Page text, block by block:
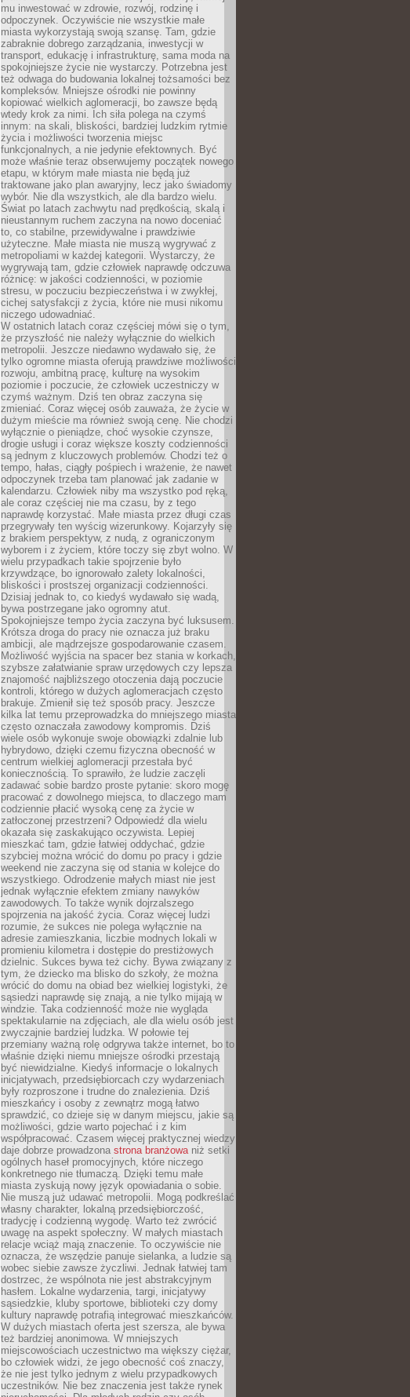
mu inwestować w zdrowie, rozwój, rodzinę i
odpoczynek. Oczywiście nie wszystkie małe
miasta wykorzystają swoją szansę. Tam, gdzie
zabraknie dobrego zarządzania, inwestycji w
transport, edukację i infrastrukturę, sama moda na
spokojniejsze życie nie wystarczy. Potrzebna jest
też odwaga do budowania lokalnej tożsamości bez
kompleksów. Mniejsze ośrodki nie powinny
kopiować wielkich aglomeracji, bo zawsze będą
wtedy krok za nimi. Ich siła polega na czymś
innym: na skali, bliskości, bardziej ludzkim rytmie
życia i możliwości tworzenia miejsc
funkcjonalnych, a nie jedynie efektownych. Być
może właśnie teraz obserwujemy początek nowego
etapu, w którym małe miasta nie będą już
traktowane jako plan awaryjny, lecz jako świadomy
wybór. Nie dla wszystkich, ale dla bardzo wielu.
Świat po latach zachwytu nad prędkością, skalą i
nieustannym ruchem zaczyna na nowo doceniać
to, co stabilne, przewidywalne i prawdziwie
użyteczne. Małe miasta nie muszą wygrywać z
metropoliami w każdej kategorii. Wystarczy, że
wygrywają tam, gdzie człowiek naprawdę odczuwa
różnicę: w jakości codzienności, w poziomie
stresu, w poczuciu bezpieczeństwa i w zwykłej,
cichej satysfakcji z życia, które nie musi nikomu
niczego udowadniać.
W ostatnich latach coraz częściej mówi się o tym,
że przyszłość nie należy wyłącznie do wielkich
metropolii. Jeszcze niedawno wydawało się, że
tylko ogromne miasta oferują prawdziwe możliwości
rozwoju, ambitną pracę, kulturę na wysokim
poziomie i poczucie, że człowiek uczestniczy w
czymś ważnym. Dziś ten obraz zaczyna się
zmieniać. Coraz więcej osób zauważa, że życie w
dużym mieście ma również swoją cenę. Nie chodzi
wyłącznie o pieniądze, choć wysokie czynsze,
drogie usługi i coraz większe koszty codzienności
są jednym z kluczowych problemów. Chodzi też o
tempo, hałas, ciągły pośpiech i wrażenie, że nawet
odpoczynek trzeba tam planować jak zadanie w
kalendarzu. Człowiek niby ma wszystko pod ręką,
ale coraz częściej nie ma czasu, by z tego
naprawdę korzystać. Małe miasta przez długi czas
przegrywały ten wyścig wizerunkowy. Kojarzyły się
z brakiem perspektyw, z nudą, z ograniczonym
wyborem i z życiem, które toczy się zbyt wolno. W
wielu przypadkach takie spojrzenie było
krzywdzące, bo ignorowało zalety lokalności,
bliskości i prostszej organizacji codzienności.
Dzisiaj jednak to, co kiedyś wydawało się wadą,
bywa postrzegane jako ogromny atut.
Spokojniejsze tempo życia zaczyna być luksusem.
Krótsza droga do pracy nie oznacza już braku
ambicji, ale mądrzejsze gospodarowanie czasem.
Możliwość wyjścia na spacer bez stania w korkach,
szybsze załatwianie spraw urzędowych czy lepsza
znajomość najbliższego otoczenia dają poczucie
kontroli, którego w dużych aglomeracjach często
brakuje. Zmienił się też sposób pracy. Jeszcze
kilka lat temu przeprowadzka do mniejszego miasta
często oznaczała zawodowy kompromis. Dziś
wiele osób wykonuje swoje obowiązki zdalnie lub
hybrydowo, dzięki czemu fizyczna obecność w
centrum wielkiej aglomeracji przestała być
koniecznością. To sprawiło, że ludzie zaczęli
zadawać sobie bardzo proste pytanie: skoro mogę
pracować z dowolnego miejsca, to dlaczego mam
codziennie płacić wysoką cenę za życie w
zatłoczonej przestrzeni? Odpowiedź dla wielu
okazała się zaskakująco oczywista. Lepiej
mieszkać tam, gdzie łatwiej oddychać, gdzie
szybciej można wrócić do domu po pracy i gdzie
weekend nie zaczyna się od stania w kolejce do
wszystkiego. Odrodzenie małych miast nie jest
jednak wyłącznie efektem zmiany nawyków
zawodowych. To także wynik dojrzalszego
spojrzenia na jakość życia. Coraz więcej ludzi
rozumie, że sukces nie polega wyłącznie na
adresie zamieszkania, liczbie modnych lokali w
promieniu kilometra i dostępie do prestiżowych
dzielnic. Sukces bywa też cichy. Bywa związany z
tym, że dziecko ma blisko do szkoły, że można
wrócić do domu na obiad bez wielkiej logistyki, że
sąsiedzi naprawdę się znają, a nie tylko mijają w
windzie. Taka codzienność może nie wygląda
spektakularnie na zdjęciach, ale dla wielu osób jest
zwyczajnie bardziej ludzka. W połowie tej
przemiany ważną rolę odgrywa także internet, bo to
właśnie dzięki niemu mniejsze ośrodki przestają
być niewidzialne. Kiedyś informacje o lokalnych
inicjatywach, przedsiębiorcach czy wydarzeniach
były rozproszone i trudne do znalezienia. Dziś
mieszkańcy i osoby z zewnątrz mogą łatwo
sprawdzić, co dzieje się w danym miejscu, jakie są
możliwości, gdzie warto pojechać i z kim
współpracować. Czasem więcej praktycznej wiedzy
daje dobrze prowadzona strona branżowaniż setki
ogólnych haseł promocyjnych, które niczego
konkretnego nie tłumaczą. Dzięki temu małe
miasta zyskują nowy język opowiadania o sobie.
Nie muszą już udawać metropolii. Mogą podkreślać
własny charakter, lokalną przedsiębiorczość,
tradycję i codzienną wygodę. Warto też zwrócić
uwagę na aspekt społeczny. W małych miastach
relacje wciąż mają znaczenie. To oczywiście nie
oznacza, że wszędzie panuje sielanka, a ludzie są
wobec siebie zawsze życzliwi. Jednak łatwiej tam
dostrzec, że wspólnota nie jest abstrakcyjnym
hasłem. Lokalne wydarzenia, targi, inicjatywy
sąsiedzkie, kluby sportowe, biblioteki czy domy
kultury naprawdę potrafią integrować mieszkańców.
W dużych miastach oferta jest szersza, ale bywa
też bardziej anonimowa. W mniejszych
miejscowościach uczestnictwo ma większy ciężar,
bo człowiek widzi, że jego obecność coś znaczy,
że nie jest tylko jednym z wielu przypadkowych
uczestników. Nie bez znaczenia jest także rynek